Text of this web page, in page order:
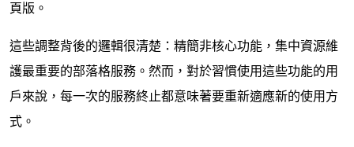
頁版。
這些調整背後的邏輯很清楚：精簡非核心功能，集中資源維
護最重要的部落格服務。然而，對於習慣使用這些功能的用
戶來說，每一次的服務終止都意味著要重新適應新的使用方
式。